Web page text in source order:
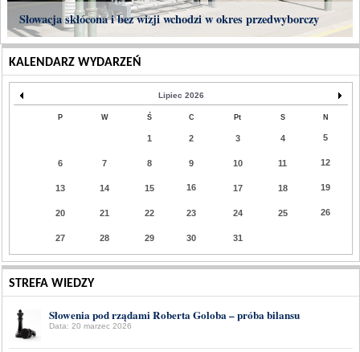
Słowacja skłócona i bez wizji wchodzi w okres przedwyborczy
KALENDARZ WYDARZEŃ
Lipiec 2026
P W Ś C Pt S N
1 2 3 4 5
6 7 8 9 10 11 12
13 14 15 16 17 18 19
20 21 22 23 24 25 26
27 28 29 30 31
STREFA WIEDZY
Słowenia pod rządami Roberta Goloba – próba bilansu
Data: 20 marzec 2026